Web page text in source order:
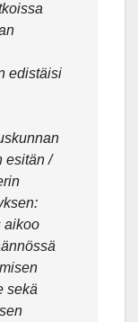
edistäisi
esitän /
aikoo
sekä